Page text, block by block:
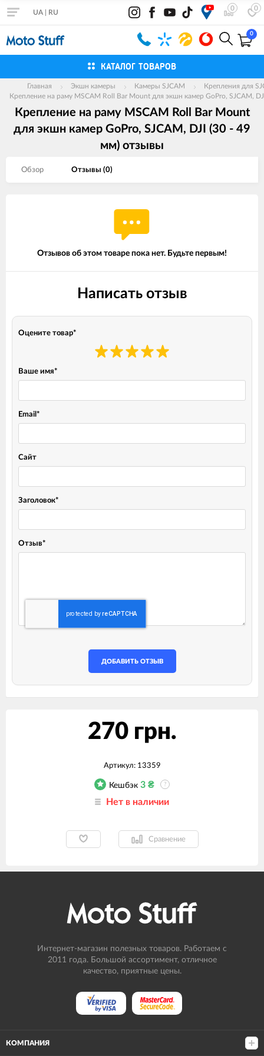
0 0
UA RU
0
КАТАЛОГ ТОВАРОВ
Главная Экшн камеры Камеры SJCAM
Крепления для
Крепление на раму MSCAM Roll Bar Mount для экшн камер GoPro, SJCAM,
Крепление на раму MSCAM Roll Bar Mount
для экшн камер GoPro, SJCAM, DJI (30 - 49
мм) отзывы
Обзор Отзывы (0)
Отзывов об этом товаре пока нет. Будьте первым!
Написать отзыв
Оцените товар*
Ваше имя*
Email *
Сайт
Заголовок*
Отзыв*
ДОБАВИТЬ ОТЗЫВ
270 грн.
Артикул: 13359
Кешбэк 3 ₴ ?
Нет в наличии
Сравнение
Интернет-магазин полезных товаров. Работаем с
2011 года. Большой ассортимент, отличное
качество, приятные цены.
КОМПАНИЯ